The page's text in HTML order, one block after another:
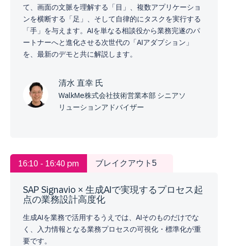
て、画面の文脈を理解する「目」、複数アプリケーショ
ンを横断する「足」、そして自律的にタスクを実行する
「手」を与えます。AIを単なる相談役から業務完遂のパ
ートナーへと進化させる次世代の「AIアダプション」
を、最新のデモと共に解説します。
清水 直幸 氏
WalkMe株式会社技術営業本部 シニアソ
リューションアドバイザー
16:10 - 16:40 pm ブレイクアウト5
SAP Signavio × 生成AIで実現するプロセス起
点の業務設計高度化
生成AIを業務で活用するうえでは、AIそのものだけでな
く、入力情報となる業務プロセスの可視化・標準化が重
要です。